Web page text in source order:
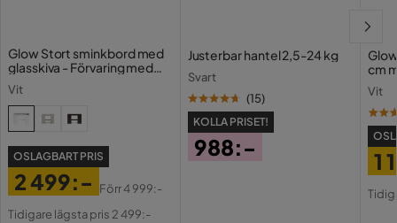
Glow Stort sminkbord med
glasskiva - Förvaring med
Vit
OSLAGBART PRIS
Pris
2 499:-
Original
Förr4 999:-
Tidigare lägsta pris 2 499:-
Justerbar hantel 2,5-24 kg
Svart
(15)
KOLLA PRISET!
988:-
cm
Vit
1